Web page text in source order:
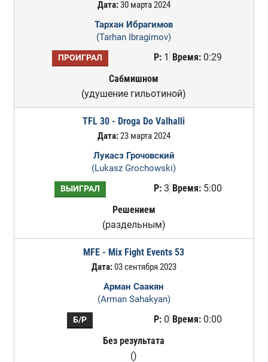
Дата:30 марта 2024
Тархан Ибрагимов
(Tarhan Ibragimov)
ПРОИГРАЛ Р:1 Время:0:29
Сабмишном
(удушение гильотиной)
TFL 30 - Droga Do Valhalli
Дата:23 марта 2024
Лукасз Грочовский
(Lukasz Grochowski)
ВЫИГРАЛ Р:3 Время:5:00
Решением
(раздельным)
MFE - Mix Fight Events 53
Дата:03 сентября 2023
Арман Саакян
(Arman Sahakyan)
Б/Р Р:0 Время:0:00
Без результата
()